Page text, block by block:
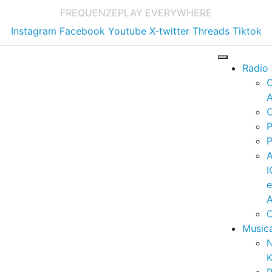
FREQUENZEPLAY EVERYWHERE
Instagram Facebook Youtube X-twitter Threads Tiktok
Radio
e